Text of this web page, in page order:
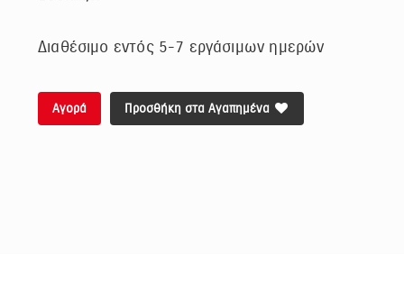
Διαθέσιμο εντός 5-7 εργάσιμων ημερών
Αγορά Προσθήκη στα Αγαπημένα